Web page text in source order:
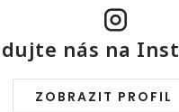
nás na
ZOBRAZIT PROFIL